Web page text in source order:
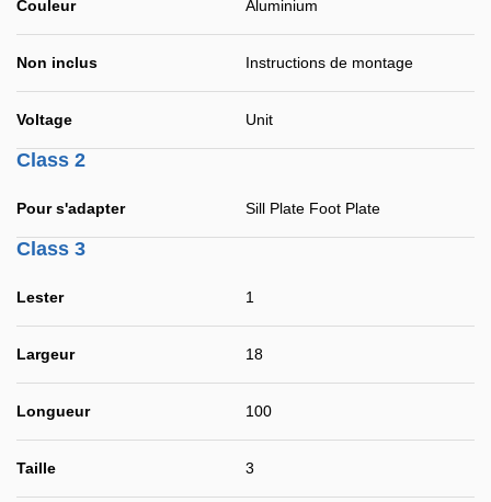
Couleur Aluminium
Non inclus Instructions de montage
Voltage Unit
Class 2
Pour s'adapter Sill Plate Foot Plate
Class 3
Lester 1
Largeur 18
Longueur 100
Taille 3